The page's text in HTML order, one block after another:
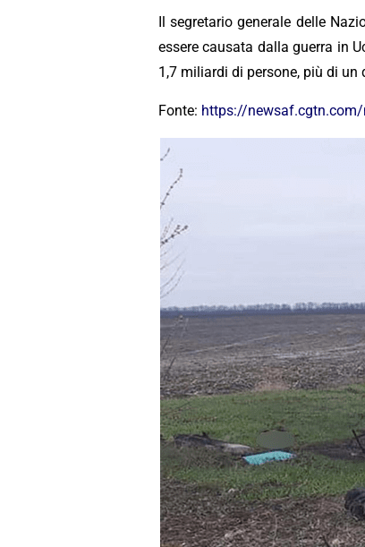
Il segretario generale delle
essere causata dalla guerra in
1,7 miliardi di persone, più di un
Fonte: https://newsaf.cgtn.com/